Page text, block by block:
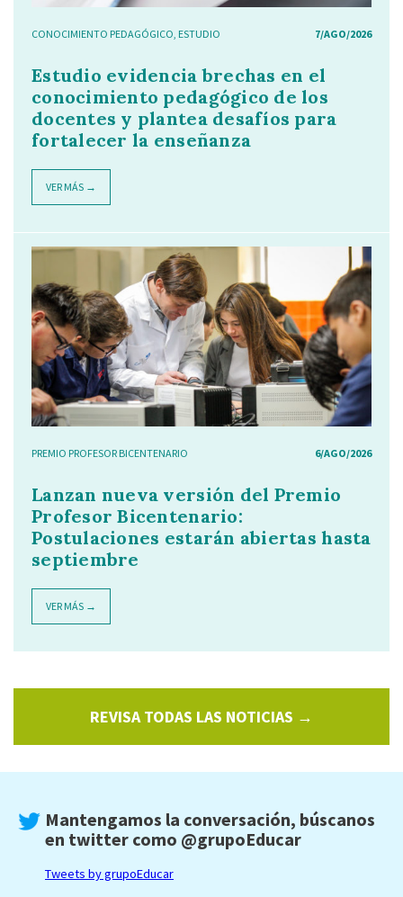
CONOCIMIENTO PEDAGÓGICO, ESTUDIO 7/AGO/2026
Estudio evidencia brechas en el
conocimiento pedagógico de los
docentes y plantea desafíos para
fortalecer la enseñanza
VER MÁS →
PREMIO PROFESOR BICENTENARIO 6/AGO/2026
Lanzan nueva versión del Premio
Profesor Bicentenario:
Postulaciones estarán abiertas hasta
septiembre
VER MÁS →
REVISA TODAS LAS NOTICIAS →
Mantengamos la conversación, búscanos
en twitter como @grupoEducar
Tweets by grupoEducar